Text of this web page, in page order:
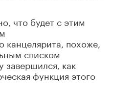
что будет с этим
канцелярита, похоже,
списком
завершился, как
функция этого